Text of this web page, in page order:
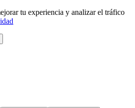
tu experiencia y analizar el tráfico